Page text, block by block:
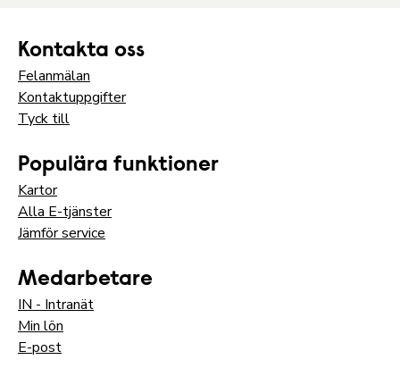
Kontakta oss
Felanmälan
Kontaktuppgifter
Tyck till
Populära funktioner
Kartor
Alla E-tjänster
Jämför service
Medarbetare
IN - Intranät
Min lön
E-post